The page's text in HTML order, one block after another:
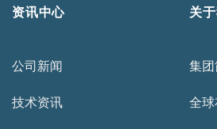
资讯中心
公司新闻
技术资讯
关
集
全